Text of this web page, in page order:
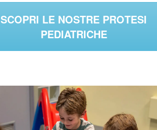
SCOPRI LE NOSTRE PROTESI
PEDIATRICHE